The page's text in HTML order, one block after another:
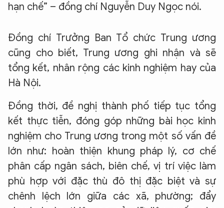
hạn chế” – đồng chí Nguyễn Duy Ngọc nói.
Đồng chí Trưởng Ban Tổ chức Trung ương
cũng cho biết, Trung ương ghi nhận và sẽ
tổng kết, nhân rộng các kinh nghiệm hay của
Hà Nội.
Đồng thời, đề nghị thành phố tiếp tục tổng
kết thực tiễn, đóng góp những bài học kinh
nghiệm cho Trung ương trong một số vấn đề
lớn như: hoàn thiện khung pháp lý, cơ chế
phân cấp ngân sách, biên chế, vị trí việc làm
phù hợp với đặc thù đô thị đặc biệt và sự
chênh lệch lớn giữa các xã, phường; đẩy